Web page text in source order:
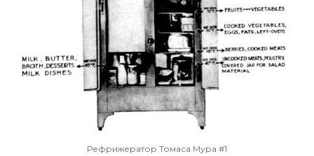
Рефрижератор Томаса Мура #1